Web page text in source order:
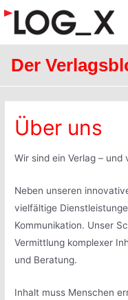
Der
Über uns
Wir sind ein Verlag – und
Neben unseren
vielfältige
Kommunikation. Unser
Vermittlung komplexer
und Beratung.
Inhalt muss Menschen